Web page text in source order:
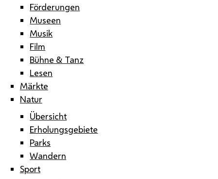
Förderungen
Museen
Musik
Film
Bühne & Tanz
Lesen
Märkte
Natur
Übersicht
Erholungsgebiete
Parks
Wandern
Sport